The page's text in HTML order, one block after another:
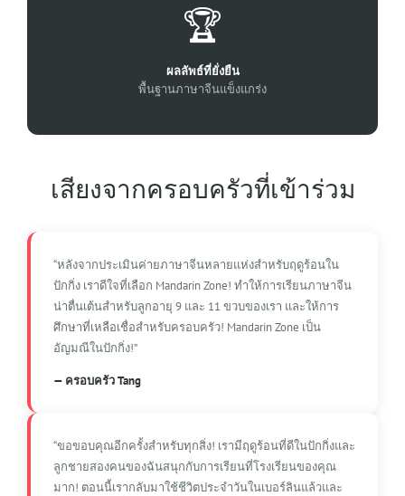
🏆
ผลลัพธ์ที่ยั่งยืน
พื้นฐานภาษาจีนแข็งแกร่ง
เสียงจากครอบครัวที่เข้าร่วม
“หลังจากประเมินค่ายภาษาจีนหลายแห่งสำหรับฤดูร้อนใน
ปักกิ่ง เราดีใจที่เลือก Mandarin Zone! ทำให้การเรียนภาษาจีน
น่าตื่นเต้นสำหรับลูกอายุ 9 และ 11 ขวบของเรา และให้การ
ศึกษาที่เหลือเชื่อสำหรับครอบครัว! Mandarin Zone เป็น
อัญมณีในปักกิ่ง!”
— ครอบครัว Tang
“ขอขอบคุณอีกครั้งสำหรับทุกสิ่ง! เรามีฤดูร้อนที่ดีในปักกิ่งและ
ลูกชายสองคนของฉันสนุกกับการเรียนที่โรงเรียนของคุณ
มาก! ตอนนี้เรากลับมาใช้ชีวิตประจำวันในเบอร์ลินแล้วและ